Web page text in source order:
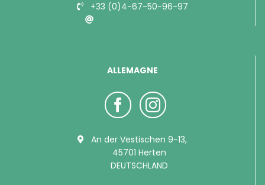
+33 (0)4-67-50-96-97
ALLEMAGNE
An der Vestischen 9-13,
45701 Herten
DEUTSCHLAND